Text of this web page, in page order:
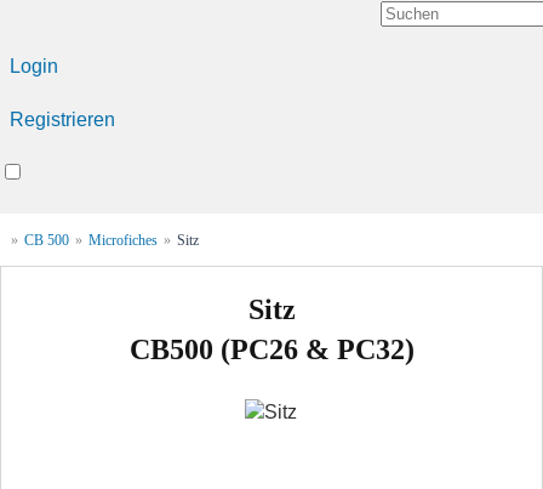
Login
Registrieren
» CB 500 » Microfiches » Sitz
Sitz
CB500 (PC26 & PC32)